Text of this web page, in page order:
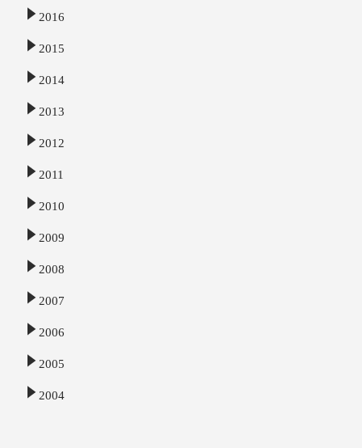
2016
2015
2014
2013
2012
2011
2010
2009
2008
2007
2006
2005
2004